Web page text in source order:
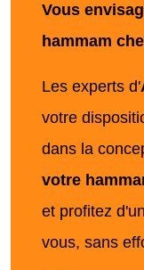
Vous
hammam
Les experts d'
votre
dans la
votre
et profitez
vous, sans